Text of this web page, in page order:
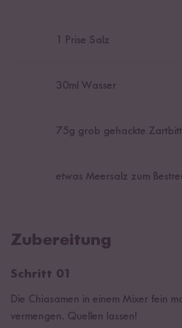
1 Prise Salz
30ml Wasser
75g grob gehackte
etwas Meersalz zum
Zubereitung
Schritt 01
Die Chiasamen in einem Mixer fein
vermengen. Quellen lassen!